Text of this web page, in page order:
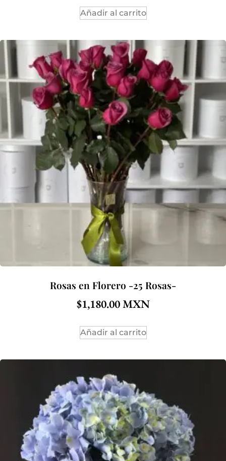
Añadir al carrito
Rosas en Florero -25 Rosas-
$1,180.00
Añadir al carrito